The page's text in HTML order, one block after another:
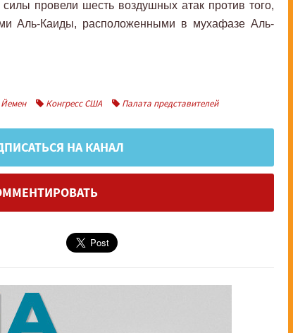
провели шесть воздушных атак против того,
Аль-Каиды, расположенными в мухафазе Аль-
Йемен Конгресс США Палата представителей
НА КАНАЛ